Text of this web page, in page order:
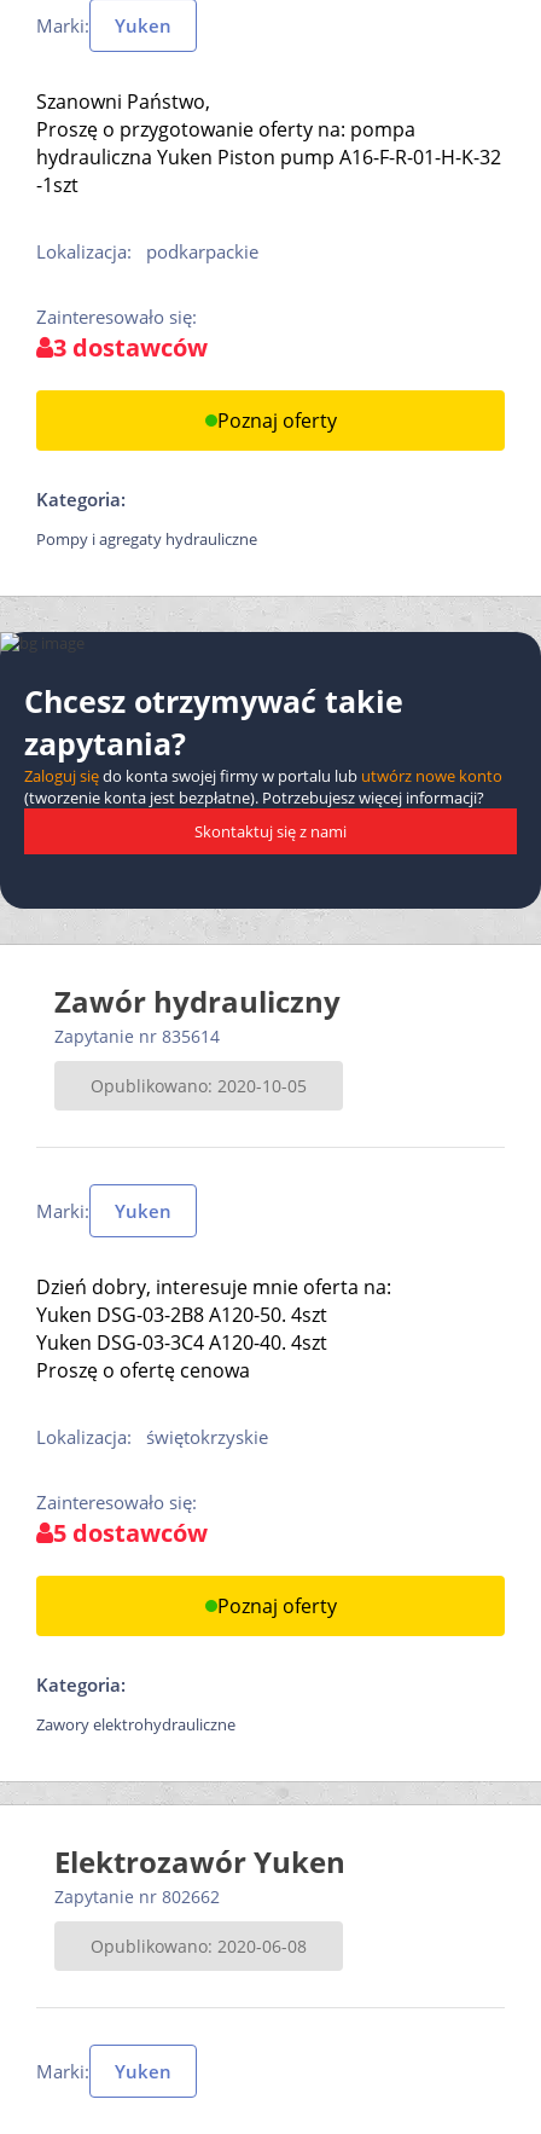
Marki: Yuken
Szanowni Państwo,
Proszę o przygotowanie oferty na: pompa
hydrauliczna Yuken Piston pump A16-F-R-01-H-K-32
-1szt
Lokalizacja: podkarpackie
Zainteresowało się:
3 dostawców
Poznaj oferty
Kategoria:
Pompy i agregaty hydrauliczne
Chcesz otrzymywać takie
zapytania?
Zaloguj siędo konta swojej firmy w portalu lub utwórz nowe konto
(tworzenie konta jest bezpłatne). Potrzebujesz więcej informacji?
Skontaktuj się z nami
Zawór hydrauliczny
Zapytanie nr 835614
Opublikowano: 2020-10-05
Marki: Yuken
Dzień dobry, interesuje mnie oferta na:
Yuken DSG-03-2B8 A120-50. 4szt
Yuken DSG-03-3C4 A120-40. 4szt
Proszę o ofertę cenowa
Lokalizacja: świętokrzyskie
Zainteresowało się:
5 dostawców
Poznaj oferty
Kategoria:
Zawory elektrohydrauliczne
Elektrozawór Yuken
Zapytanie nr 802662
Opublikowano: 2020-06-08
Marki: Yuken